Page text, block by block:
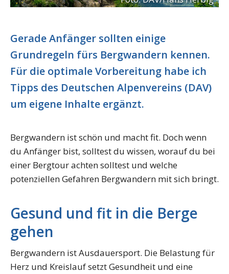
Gerade Anfänger sollten einige
Grundregeln fürs Bergwandern kennen.
Für die optimale Vorbereitung habe ich
Tipps des Deutschen Alpenvereins (DAV)
um eigene Inhalte ergänzt.
Bergwandern ist schön und macht fit. Doch wenn
du Anfänger bist, solltest du wissen, worauf du bei
einer Bergtour achten solltest und welche
potenziellen Gefahren Bergwandern mit sich bringt.
Gesund und fit in die Berge
gehen
Bergwandern ist Ausdauersport. Die Belastung für
Herz und Kreislauf setzt Gesundheit und eine